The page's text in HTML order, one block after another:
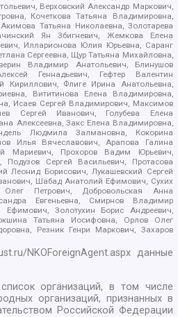
Верховский Александр Маркович,
Кочеткова Татьяна Владимировна,
Татьяна Николаевна, Золотарева
Ян Збигневич, Жемкова Елена
Илларионова Юлия Юрьевна, Саранг
Сергеевна, Щур Татьяна Михайловна,
Владимир Анатольевич, Блинушов
Геннадьевич, Гефтер Валентин
Кириллович, Флиге Ирина Анатольевна,
Вититинова Елена Владимировна,
Исаев Сергей Владимирович, Максимов
Сергей Иванович, Голубева Елена
Алексеевна, Закс Елена Владимировна,
Людмила Залмановна, Кокорина
Илья Вячеславович, Арапова Галина
Мариевич, Прохоров Вадим Юрьевич,
Сергей Васильевич, Протасова
Леонид Борисович, Лукашевский Сергей
Шабад Анатолий Ефимович, Сухих
Петрович, Добровольская Анна
Евгеньевна, Смирнов Владимир
Ефимович, Золотухин Борис Андреевич,
Татьяна Иосифовна, Орлов Олег
Резник Генри Маркович, Захаров
NKOForeignAgent.aspxданные
организаций, в том числе
организаций, признанных в
Российской Федерации